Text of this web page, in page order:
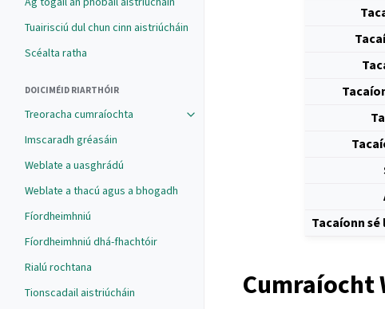
Tuairisciú dul chun cinn aistriúcháin
Scéalta ratha
DOICIMÉID RIARTHÓIR
Treoracha cumraíochta
Imscaradh gréasáin
Weblate a uasghrádú
Weblate a thacú agus a bhogadh
Fíordheimhniú
Fíordheimhniú dhá-fhachtóir
Rialú rochtana
Tionscadail aistriúcháin
Tacaíonn
Cumraíocht